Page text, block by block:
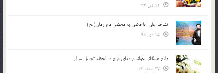
تشرف علي آقا قاضي به محضر امام زمان(عج)
طرح همگانی خواندن دعای فرج در لحظه تحویل سال